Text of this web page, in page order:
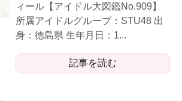
ィール【アイドル大図鑑No.909】
所属アイドルグループ：STU48 出
身：徳島県 生年月日：1...
記事を読む